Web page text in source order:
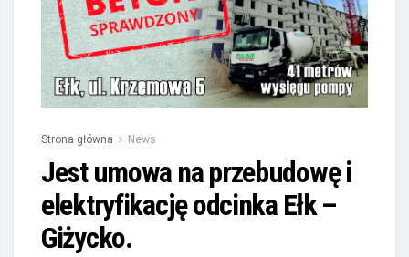
Strona główna News
Jest umowa na przebudowę i
elektryfikację odcinka Ełk –
Giżycko.